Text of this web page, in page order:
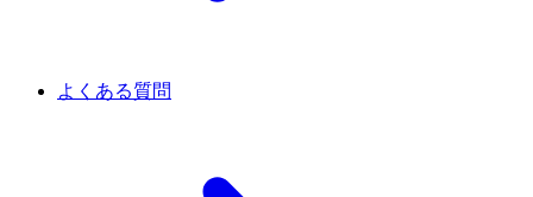
よくある質問